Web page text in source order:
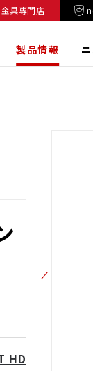
具専門店
製品情報
HD